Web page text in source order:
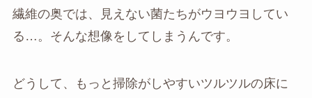
繊維の奥では、見えない菌たちがウヨウヨしてい
る…。そんな想像をしてしまうんです。
どうして、もっと掃除がしやすいツルツルの床に